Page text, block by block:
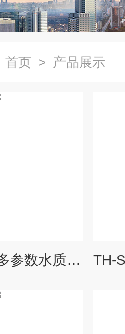
首页 > 产品展示
TH-SS06手持多参数水质检测仪